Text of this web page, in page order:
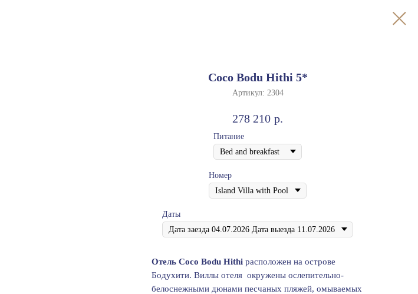
Coco Bodu Hithi 5*
Артикул: 2304
278 210 р.
Питание
Номер
Даты
Отель Cоcо Bоdu Hithi расположен на острове
Бодухити. Виллы отеля окружены ослепительно-
белоснежными дюнами песчаных пляжей, омываемых